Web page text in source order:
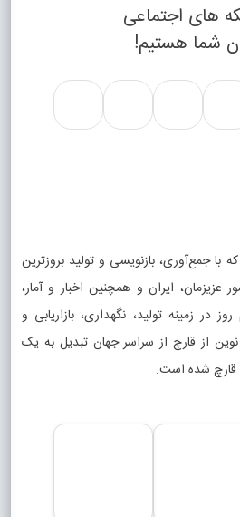
های اجتماعی
شما هستیم!
با جمع‌آوری، بازنویسی و تولید بروزترین
عزیزمان، ایران و همچنین اخبار و آمار،
در زمینه تولید، نگهداری، بازاریابی و
از قارچ از سراسر جهان تبدیل به یک
شده است.